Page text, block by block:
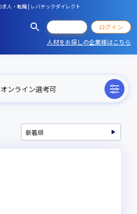
人・転職 | レバテックダイレクト
ログイン
人材をお探しの企業様はこちら
ンライン選考可